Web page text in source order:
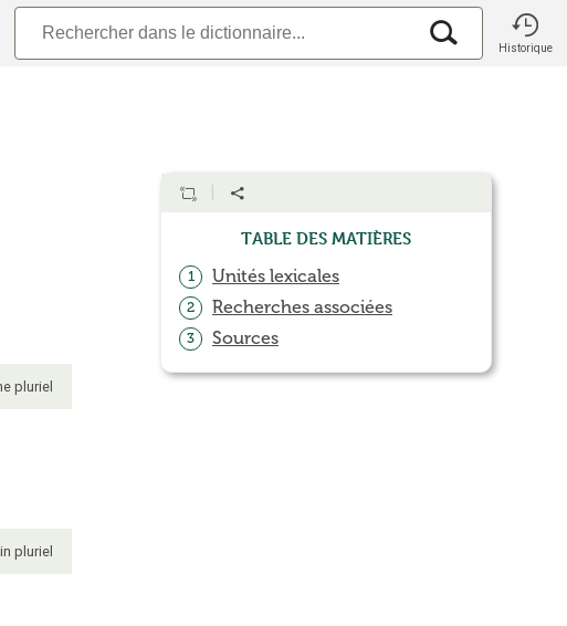
Historique
pluriel
pluriel
Table des matières
1 Unités lexicales
2 Recherches associées
3 Sources